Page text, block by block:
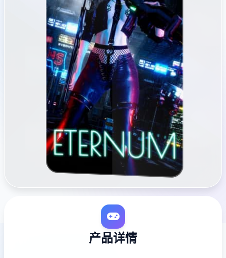
产品详情